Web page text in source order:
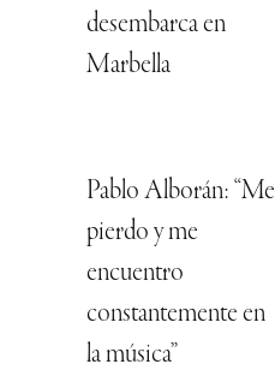
desembarca en
Marbella
Pablo Alborán: “Me
pierdo y me
encuentro
constantemente en
la música”